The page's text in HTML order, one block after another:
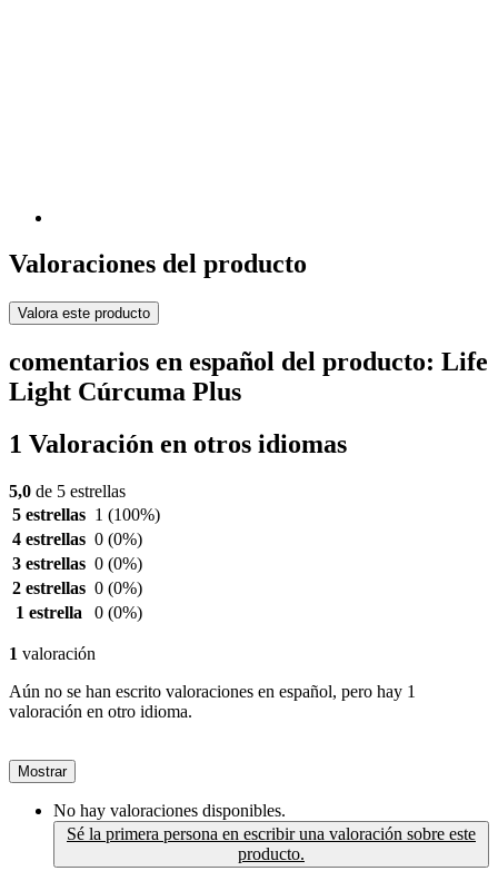
Valoraciones del producto
Valora este producto
comentarios en español del producto: Life
Light Cúrcuma Plus
1 Valoración en otros idiomas
5,0 de 5 estrellas
5 estrellas 1 (100%)
4 estrellas 0 (0%)
3 estrellas 0 (0%)
2 estrellas 0 (0%)
1 estrella
0 (0%)
1 valoración
Aún no se han escrito valoraciones en español, pero hay 1
valoración en otro idioma.
Mostrar
No hay valoraciones disponibles.
Sé la primera persona en escribir una valoración sobre este
producto.